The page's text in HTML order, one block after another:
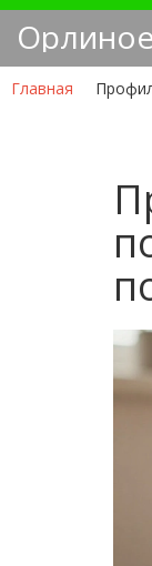
Главная